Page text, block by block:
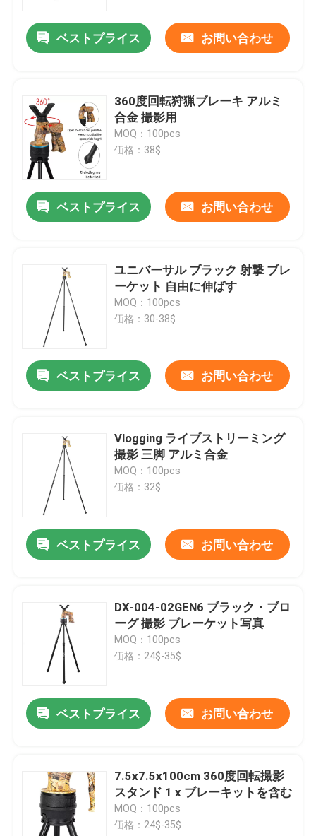
ベストプライス お問い合わせ
360度回転狩猟ブレーキ アルミ
合金 撮影用
MOQ：100pcs
価格：38$
ベストプライス お問い合わせ
ユニバーサル ブラック 射撃 ブレ
ーケット 自由に伸ばす
MOQ：100pcs
価格：30-38$
ベストプライス お問い合わせ
Vlogging ライブストリーミング
撮影 三脚 アルミ合金
MOQ：100pcs
価格：32$
ベストプライス お問い合わせ
DX-004-02GEN6 ブラック・ブロ
ーグ 撮影 ブレーケット写真
MOQ：100pcs
価格：24$-35$
ベストプライス お問い合わせ
7.5x7.5x100cm 360度回転撮影
スタンド 1 x ブレーキットを含む
MOQ：100pcs
価格：24$-35$